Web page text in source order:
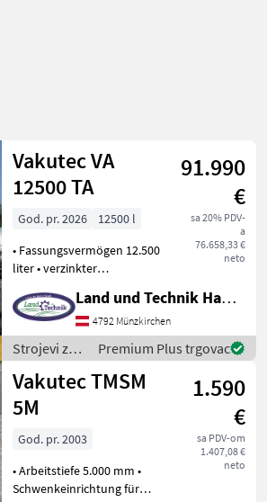
Vakutec VA
12500 TA
91.990
€
sa 20% PDV-
a
76.658,33 €
neto
God. pr. 2026
12500 l
• Fassungsvermögen 12.500
liter • verzinkter
Radkästen •
Schleppschuhvorbereitung
• 40 km/h Paket •
Typenschein • Bereifung
750/60 R - 30, 5
Land und Technik HandelsgesmbH
4792 Münzkirchen
Strojevi za
đubrenje,
gnojenje i
navodnjavanje
/ Vakutec
Premium Plus trgovac
Vakutec TMSM
5M
1.590
€
sa PDV-om
1.407,08 €
neto
God. pr. 2003
• Arbeitstiefe 5.000 mm •
Schwenkeinrichtung für